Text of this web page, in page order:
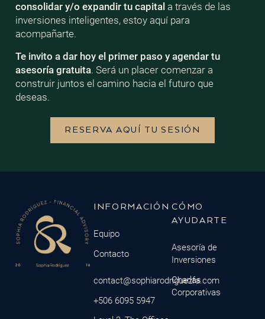
consolidar y/o expandir tu capital a través de las
inversiones inteligentes, estoy aquí para
acompañarte.
Te invito a dar hoy el primer paso y agendar tu
asesoría gratuita. Será un placer comenzar a
construir juntos el camino hacia el futuro que
deseas.
RESERVA AQUÍ TU SESIÓN
INFORMACIÓN
Equipo
Contacto
contact@sophiarodriguezfa.com
+506 6095 5947
CÓMO
AYUDARTE
Asesoría de
Inversiones
Charlas
Corporativas